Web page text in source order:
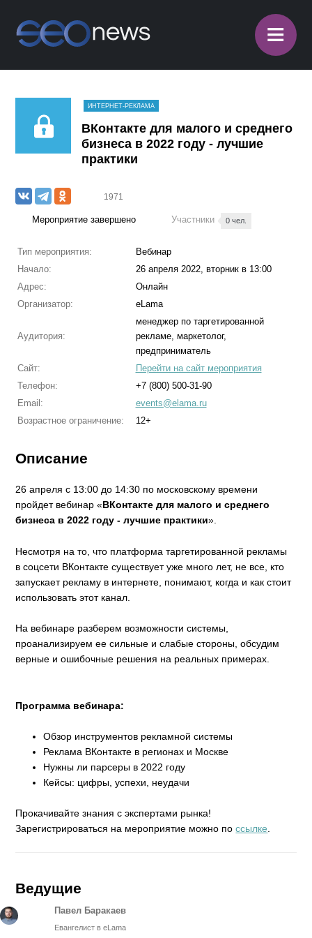
≡
ИНТЕРНЕТ-РЕКЛАМА
ВКонтакте для малого и среднего
бизнеса в 2022 году - лучшие
практики
1971
Мероприятие завершено Участники 0 чел.
Тип мероприятия:
Вебинар
Начало:
26 апреля 2022, вторник в 13:00
Адрес:
Онлайн
Организатор:
eLama
Аудитория:
менеджер по таргетированной
рекламе, маркетолог,
предприниматель
Сайт:
Перейти на сайт мероприятия
Телефон:
+7 (800) 500-31-90
Email:
events@elama.ru
Возрастное ограничение:
12+
Описание
26 апреля с 13:00 до 14:30 по московскому времени
пройдет вебинар «ВКонтакте для малого и среднего
бизнеса в 2022 году - лучшие практики».
Несмотря на то, что платформа таргетированной рекламы
в соцсети ВКонтакте существует уже много лет, не все, кто
запускает рекламу в интернете, понимают, когда и как стоит
использовать этот канал.
На вебинаре разберем возможности системы,
проанализируем ее сильные и слабые стороны, обсудим
верные и ошибочные решения на реальных примерах.
Программа вебинара:
Обзор инструментов рекламной системы
Реклама ВКонтакте в регионах и Москве
Нужны ли парсеры в 2022 году
Кейсы: цифры, успехи, неудачи
Прокачивайте знания с экспертами рынка!
Зарегистрироваться на мероприятие можно поссылке.
Ведущие
Павел Баракаев
Евангелист в eLama